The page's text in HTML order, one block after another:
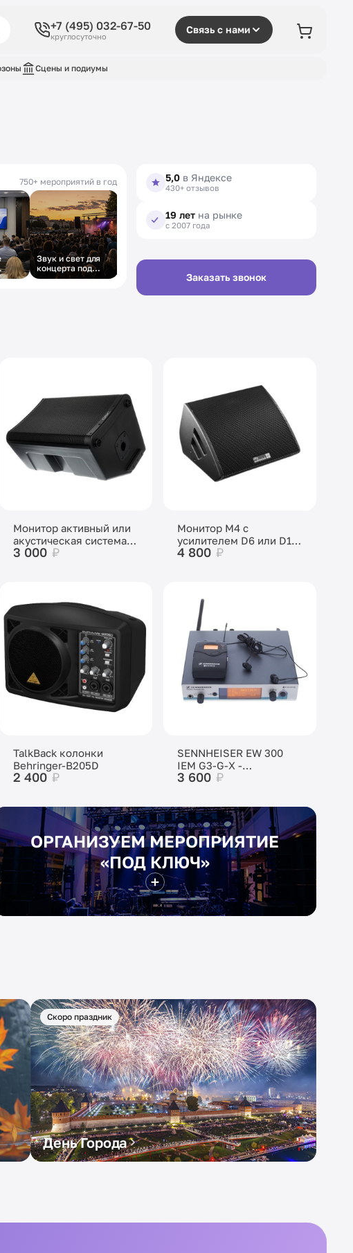
+7 (495) 032-67-50
круглосуточно
Связь с нами
Сцены и подиумы
750+ мероприятий в год
Звук и свет для
концерта под
открытым небом
5,0 в Яндексе
430+ отзывов
19 лет на рынке
с 2007 года
Заказать звонок
Монитор активный или
акустическая система
на штатив
3 000 ₽
Монитор M4 c
усилителем D6 или D12
фирмы D&B
4 800 ₽
TalkBack колонки
Behringer-B205D
2 400₽
SENNHEISER EW 300
IEM G3-G-X -
персональный
3 600 ₽
ОРГАНИЗУЕМ МЕРОПРИЯТИЕ
«ПОД КЛЮЧ»
Скоро праздник
День Города